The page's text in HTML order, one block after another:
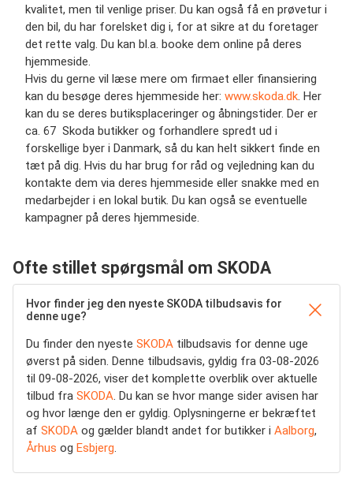
kvalitet, men til venlige priser. Du kan også få en prøvetur i
den bil, du har forelsket dig i, for at sikre at du foretager
det rette valg. Du kan bl.a. booke dem online på deres
hjemmeside.
Hvis du gerne vil læse mere om firmaet eller finansiering
kan du besøge deres hjemmeside her: www.skoda.dk. Her
kan du se deres butiksplaceringer og åbningstider. Der er
ca. 67 Skoda butikker og forhandlere spredt ud i
forskellige byer i Danmark, så du kan helt sikkert finde en
tæt på dig. Hvis du har brug for råd og vejledning kan du
kontakte dem via deres hjemmeside eller snakke med en
medarbejder i en lokal butik. Du kan også se eventuelle
kampagner på deres hjemmeside.
Ofte stillet spørgsmål om SKODA
Hvor finder jeg den nyeste SKODA tilbudsavis for
denne uge?
Du finder den nyeste SKODA tilbudsavis for denne uge
øverst på siden. Denne tilbudsavis, gyldig fra 03-08-2026
til 09-08-2026, viser det komplette overblik over aktuelle
tilbud fra SKODA. Du kan se hvor mange sider avisen har
og hvor længe den er gyldig. Oplysningerne er bekræftet
af SKODA og gælder blandt andet for butikker i Aalborg,
Århus og Esbjerg.